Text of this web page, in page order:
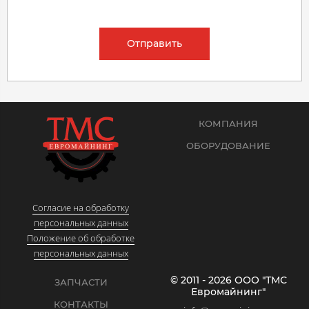
Отправить
Согласие на обработку
персональных данных
Положение об обработке
персональных данных
КОМПАНИЯ
ОБОРУДОВАНИЕ
ЗАПЧАСТИ
КОНТАКТЫ
© 2011 - 2026 ООО "ТМС
Евромайнинг"